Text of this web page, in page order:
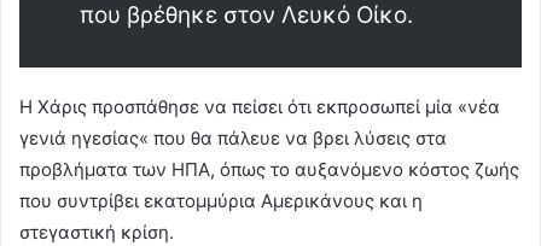
που βρέθηκε στον Λευκό Οίκο.
Η Χάρις προσπάθησε να πείσει ότι εκπροσωπεί μία «νέα
γενιά ηγεσίας« που θα πάλευε να βρει λύσεις στα
προβλήματα των ΗΠΑ, όπως το αυξανόμενο κόστος ζωής
που συντρίβει εκατομμύρια Αμερικάνους και η
στεγαστική κρίση.